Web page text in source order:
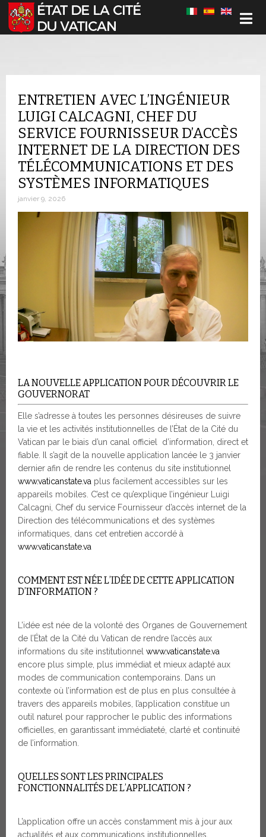
Sélectionnez votre langue
ENTRETIEN AVEC L’INGÉNIEUR
LUIGI CALCAGNI, CHEF DU
SERVICE FOURNISSEUR D’ACCÈS
INTERNET DE LA DIRECTION DES
TÉLÉCOMMUNICATIONS ET DES
SYSTÈMES INFORMATIQUES
janvier 9, 2026
LA NOUVELLE APPLICATION POUR DÉCOUVRIR LE
GOUVERNORAT
Elle s’adresse à toutes les personnes désireuses de suivre
la vie et les activités institutionnelles de l’État de la Cité du
Vatican par le biais d’un canal officiel d’information, direct et
fiable. Il s’agit de la nouvelle application lancée le 3 janvier
dernier afin de rendre les contenus du site institutionnel
www.vaticanstate.va plus facilement accessibles sur les
appareils mobiles. C’est ce qu’explique l’ingénieur Luigi
Calcagni, Chef du service Fournisseur d’accès internet de la
Direction des télécommunications et des systèmes
informatiques, dans cet entretien accordé à
www.vaticanstate.va
COMMENT EST NÉE L’IDÉE DE CETTE APPLICATION
D’INFORMATION ?
L’idée est née de la volonté des Organes de Gouvernement
de l’État de la Cité du Vatican de rendre l’accès aux
informations du site institutionnel www.vaticanstate.va
encore plus simple, plus immédiat et mieux adapté aux
modes de communication contemporains. Dans un
contexte où l’information est de plus en plus consultée à
travers des appareils mobiles, l’application constitue un
outil naturel pour rapprocher le public des informations
officielles, en garantissant immédiateté, clarté et continuité
de l’information.
QUELLES SONT LES PRINCIPALES
FONCTIONNALITÉS DE L’APPLICATION ?
L’application offre un accès constamment mis à jour aux
actualités et aux communications institutionnelles,